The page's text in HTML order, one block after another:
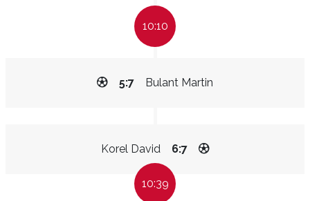
10:10
Bulant Martin
5:7
Korel David 6:7
10:39